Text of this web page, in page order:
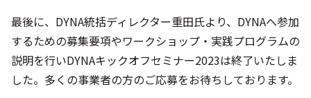
最後に、DYNA統括ディレクター重田氏より、DYNAへ参加
するための募集要項やワークショップ・実践プログラムの
説明を行いDYNAキックオフセミナー2023は終了いたしま
した。多くの事業者の方のご応募をお待ちしております。